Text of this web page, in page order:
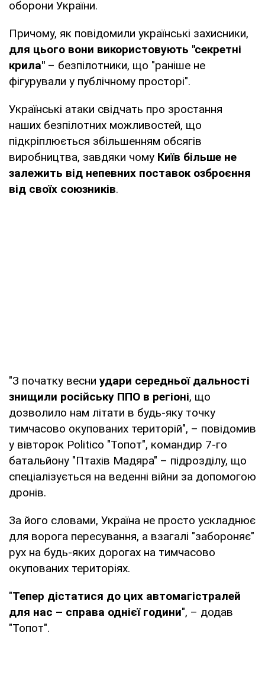
оборони України.
Причому, як повідомили українські захисники,
для цього вони використовують "секретні
крила" – безпілотники, що "раніше не
фігурували у публічному просторі".
Українські атаки свідчать про зростання
наших безпілотних можливостей, що
підкріплюється збільшенням обсягів
виробництва, завдяки чому Київ більше не
залежить від непевних поставок озброєння
від своїх союзників.
"З початку весни удари середньої дальності
знищили російську ППО в регіоні, що
дозволило нам літати в будь-яку точку
тимчасово окупованих територій", – повідомив
у вівторок Politico "Топот", командир 7-го
батальйону "Птахів Мадяра" – підрозділу, що
спеціалізується на веденні війни за допомогою
дронів.
За його словами, Україна не просто ускладнює
для ворога пересування, а взагалі "забороняє"
рух на будь-яких дорогах на тимчасово
окупованих територіях.
"Тепер дістатися до цих автомагістралей
для нас – справа однієї години", – додав
"Топот".